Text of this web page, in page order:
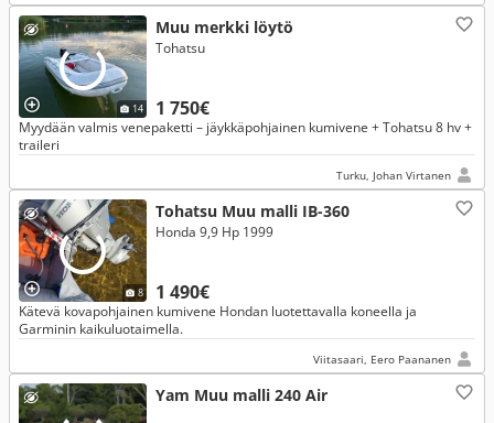
14
Muu merkki löytö
1 750€
Tohatsu
Myydään valmis venepaketti – jäykkäpohjainen kumivene + Tohatsu 8 hv +
traileri
Turku, Johan Virtanen
8
Tohatsu Muu malli IB-360
1 490€
Honda 9,9 Hp 1999
Kätevä kovapohjainen kumivene Hondan luotettavalla koneella ja
Garminin kaikuluotaimella.
Viitasaari, Eero Paananen
Yam Muu malli 240 Air